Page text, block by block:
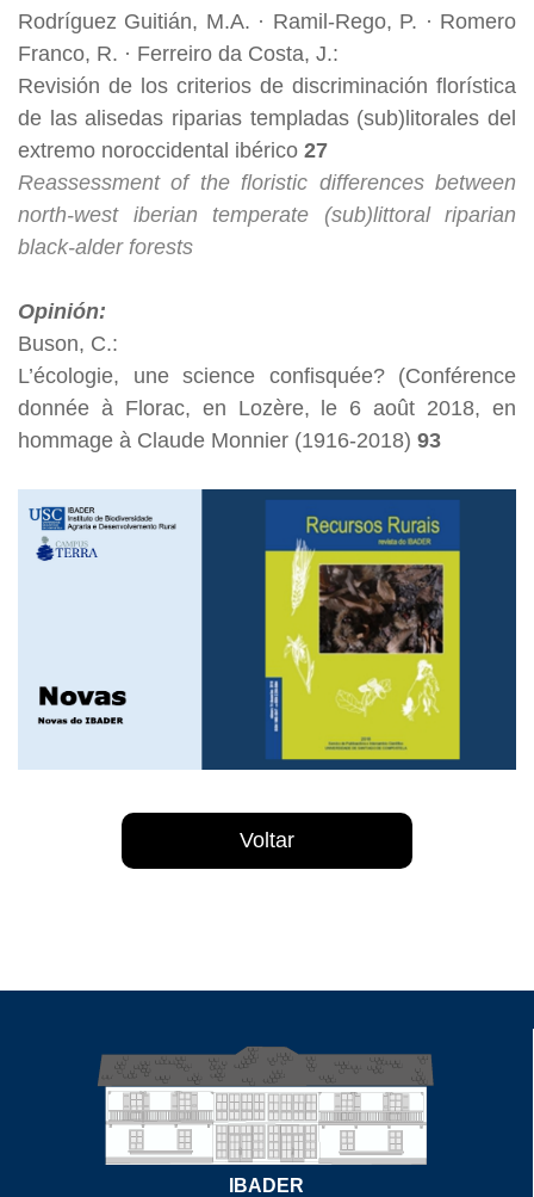
Rodríguez Guitián, M.A. · Ramil-Rego, P. · Romero
Franco, R. · Ferreiro da Costa, J.:
Revisión de los criterios de discriminación florística
de las alisedas riparias templadas (sub)litorales del
extremo noroccidental ibérico 27
Reassessment of the floristic differences between
north-west iberian temperate (sub)littoral riparian
black-alder forests
Opinión:
Buson, C.:
L’écologie, une science confisquée? (Conférence
donnée à Florac, en Lozère, le 6 août 2018, en
hommage à Claude Monnier (1916-2018) 93
Voltar
IBADER